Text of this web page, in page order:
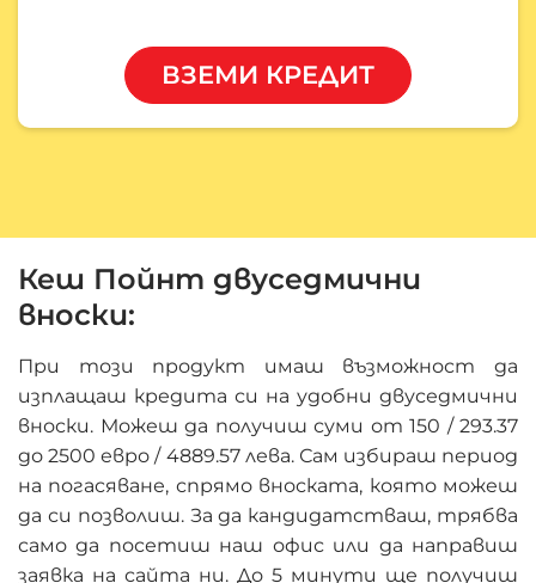
ВЗЕМИ КРЕДИТ
Кеш Пойнт двуседмични
вноски:
При този продукт имаш възможност да
изплащаш кредита си на удобни двуседмични
вноски. Можеш да получиш суми от 150 / 293.37
до 2500 евро / 4889.57лева. Сам избираш период
на погасяване, спрямо вноската, която можеш
да си позволиш. За да кандидатстваш, трябва
само да посетиш наш офис или да направиш
заявка на сайта ни. До 5 минути ще получиш